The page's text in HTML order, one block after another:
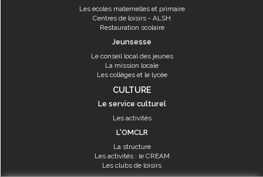
Les écoles maternelles et primaire
Centres de loisirs - ALSH
Restauration scolaire
Jeunsesse
Le conseil local des jeunes
La mission locale
Les collèges et le lycée
CULTURE
Le service culturel
Les activités
L'OMCLR
La structure
Les activités : le CREAM
Les clubs de loisirs